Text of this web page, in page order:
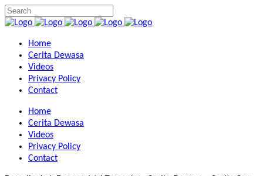
Home
Cerita Dewasa
Videos
Privacy Policy
Contact
Home
Cerita Dewasa
Videos
Privacy Policy
Contact